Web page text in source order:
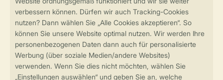
Sicher und schnell zur Online-Buchung
Sichere Datenübertragung
Sicheres Bezahlen